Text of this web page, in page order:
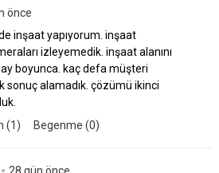
önce
inşaat yapıyorum. inşaat
izleyemedik. inşaat alanını
boyunca. kaç defa müşteri
sonuç alamadık. çözümü ikinci
(1) Begenme (0)
28 gün önce